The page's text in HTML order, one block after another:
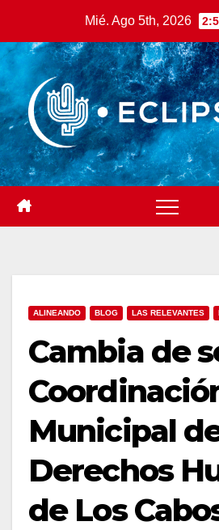
contenido
Mié. Ago 5th, 2026
ALINEANDO BLOG LAS RELEVANTES
Cambia de
Municipal
Derechos
de Los